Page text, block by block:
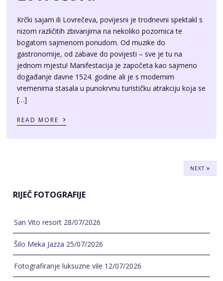
gastronomije, od zabave do povijesti – sve je tu na
jednom mjestu! Manifestacija je započeta kao sajmeno
događanje davne 1524. godine ali je s modernim
vremenima stasala u punokrvnu turističku atrakciju koja se
[…]
READ MORE ›
Luxury villa Vinka
Izložba ‘Ljepote otoka Krka 2’